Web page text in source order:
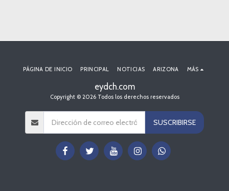
eydch.com
Copyright © 2026 Todos los derechos reservados
PÁGINA DE INICIO PRINCIPAL NOTICIAS ARIZONA MÁS
SUSCRIBIRSE